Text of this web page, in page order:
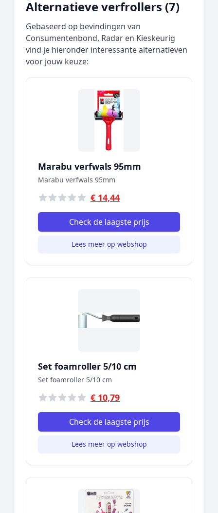
Alternatieve verfrollers (7)
Gebaseerd op bevindingen van
Consumentenbond, Radar en Kieskeurig
vind je hieronder interessante alternatieven
voor jouw keuze:
Marabu verfwals 95mm
Marabu verfwals 95mm
€ 14,44
Check de laagste prijs
Lees meer op webshop
Set foamroller 5/10 cm
Set foamroller 5/10 cm
€ 10,79
Check de laagste prijs
Lees meer op webshop